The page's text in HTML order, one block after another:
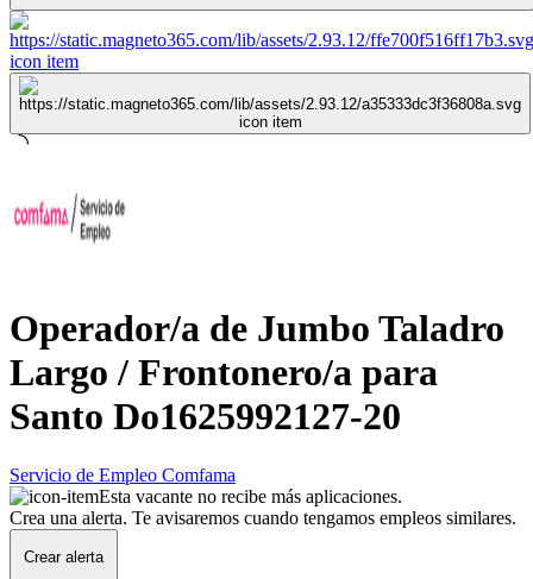
Operador/a de Jumbo Taladro
Largo / Frontonero/a para
Santo Do1625992127-20
Servicio de Empleo Comfama
Esta vacante no recibe más aplicaciones.
Crea una alerta. Te avisaremos cuando tengamos empleos similares.
Crear alerta